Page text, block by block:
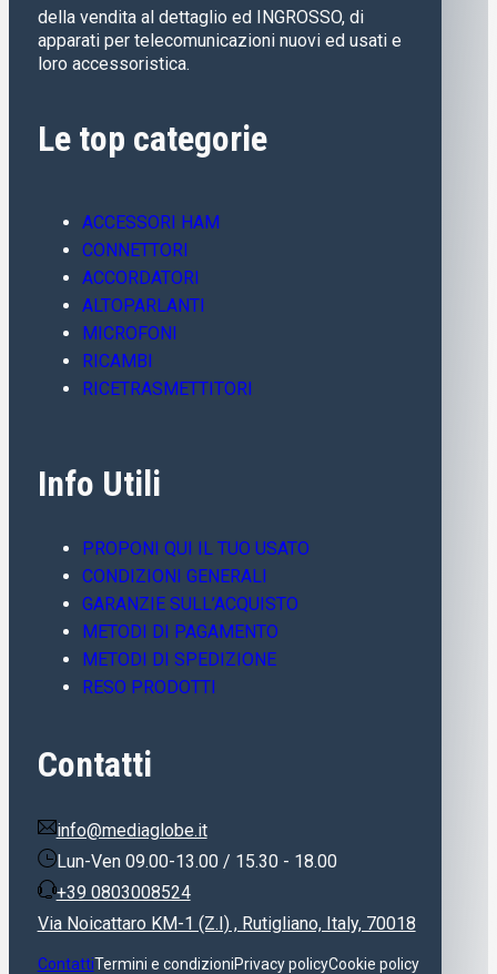
della vendita al dettaglio ed INGROSSO, di
apparati per telecomunicazioni nuovi ed usati e
loro accessoristica.
Le top categorie
ACCESSORI HAM
CONNETTORI
ACCORDATORI
ALTOPARLANTI
MICROFONI
RICAMBI
RICETRASMETTITORI
Info Utili
PROPONI QUI IL TUO USATO
CONDIZIONI GENERALI
GARANZIE SULL’ACQUISTO
METODI DI PAGAMENTO
METODI DI SPEDIZIONE
RESO PRODOTTI
Contatti
info@mediaglobe.it
Lun-Ven 09.00-13.00 / 15.30 - 18.00
+39 0803008524
Via Noicattaro KM-1 (Z.I) , Rutigliano, Italy, 70018
ContattiTermini e condizioniPrivacy policyCookie policy